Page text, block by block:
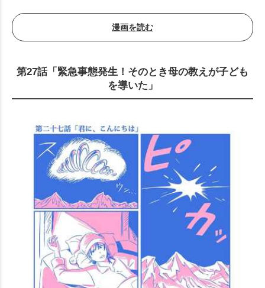
漫画を読む
第27話「緊急事態発生！そのとき母の教えが子ども
を導いた」